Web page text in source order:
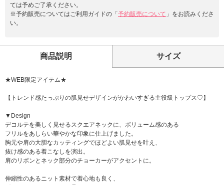
ては予めご了承ください。
※予約販売についてはご利用ガイドの「予約販売について 」をお読みくださ
い。
商品説明 サイズ
★WEB限定アイテム★
【トレンド感たっぷりの肌見せデザインがかわいすぎる主役級トップス♡】
▼Design
デコルテを美しく見せるスクエアネックに、ボリューム感のある
フリルをあしらい華やかな印象に仕上げました。
胸元や肩の大胆なカッティングでほどよい肌見せを叶え、
抜け感のある着こなしを演出。
肩のリボンとネック部分のチョーカーがアクセントに。
伸縮性のあるニット素材で着心地も良く、